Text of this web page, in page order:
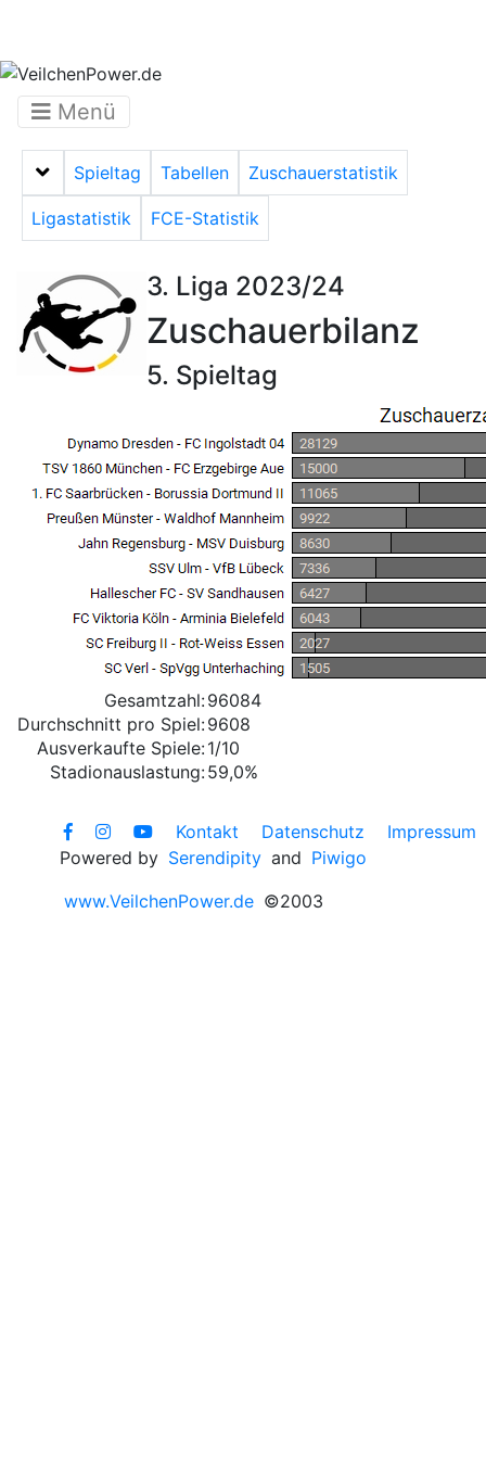
Menü
Menü auf-/zuklappen
Spieltag Tabellen Zuschauerstatistik
Ligastatistik FCE-Statistik
3. Liga 2023/24
Zuschauerbilanz
5. Spieltag
Gesamtzahl:96084
Durchschnitt pro Spiel:9608
Ausverkaufte Spiele:1/10
Stadionauslastung:59,0%
Kontakt Datenschutz
Impressum
Powered by Serendipity and Piwigo
www.VeilchenPower.de ©2003